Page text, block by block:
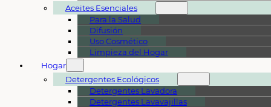
Aceites Esenciales
Para la Salud
Difusión
Uso Cosmético
Limpieza del Hogar
Hogar
Detergentes Ecológicos
Detergentes Lavadora
Detergentes Lavavajillas